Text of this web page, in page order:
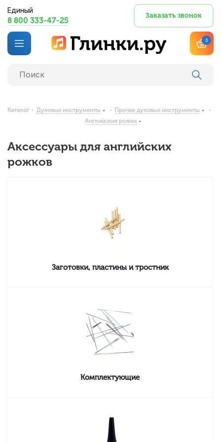
Единый
8 800 333-47-25
Заказать звонок
0
Каталог - Духовые инструменты - Прочие духовые инструменты
-
Английские рожки
Аксессуары для английских
рожков
Заготовки, пластины и тростник
Комплектующие